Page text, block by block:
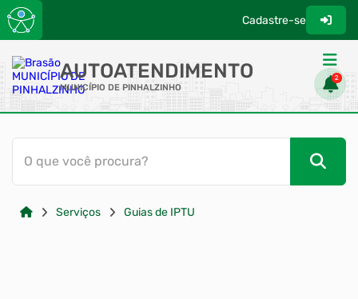
Cadastre-se
AUTOATENDIMENTO
MUNICÍPIO DE PINHALZINHO
2
ACESSO RÁPIDO
Acessibilidade
Transparência
O que você procura?
Serviços Guias de IPTU